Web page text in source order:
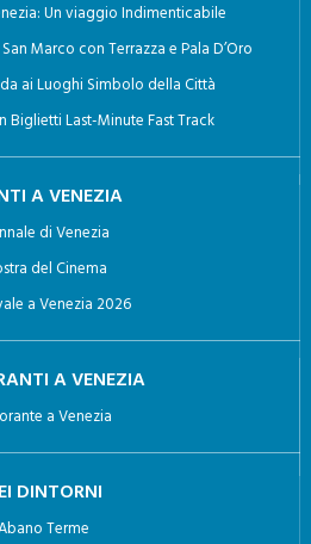
Un viaggio Indimenticabile
Marco con Terrazza e Pala D’Oro
ai Luoghi Simbolo della Città
Biglietti Last-Minute Fast Track
A VENEZIA
di Venezia
del Cinema
a Venezia 2026
A VENEZIA
a Venezia
DINTORNI
Terme